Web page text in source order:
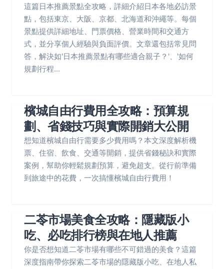
這篇日本推薦景點全攻略，詳細介紹日本各地必訪景
點，包括東京、大阪、京都、北海道和沖繩等。每個
景點提供詳細地址、門票價格、營業時間和交通方
式，並分享個人經驗與負面評價。文章還包括常見問
答，解決如'日本推薦景點有哪些適合親子？'、'如何
規劃行程...
檳城自由行費用全攻略：預算規
劃、省錢技巧與實際開銷大公開
想知道檳城自由行需要多少費用嗎？本文深度解析機
票、住宿、飲食、交通等開銷，提供省錢秘訣和實際
案例，幫助你輕鬆規劃預算，避免超支。從行前準備
到旅途中的花費，一次搞懂檳城自由行費用！
二苓市場美食全攻略：隱藏版小
吃、必吃排行榜與在地人推薦
你是否想知道二苓市場有哪些不可錯過的美食？這篇
深度指南帶你探索二苓市場的隱藏版小吃、在地人私